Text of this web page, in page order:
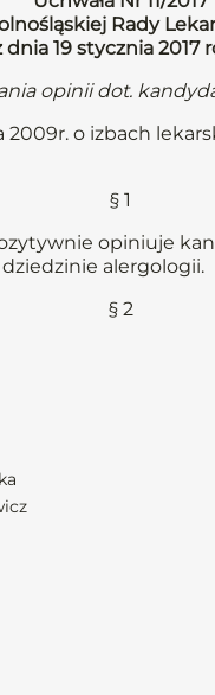
Rady
dnia 19 stycznia 2017
opinii dot.
o izbach
§ 1
opiniuje
alergologii.
§ 2